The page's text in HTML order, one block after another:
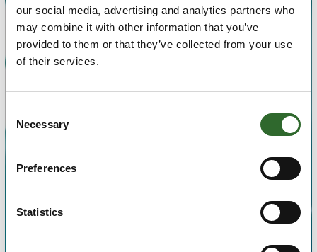
our social media, advertising and analytics partners who
may combine it with other information that you’ve
provided to them or that they’ve collected from your use
of their services.
Selection
Necessary
Preferences
Statistics